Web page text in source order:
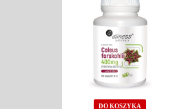
DO KOSZYKA